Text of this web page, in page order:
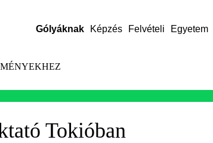
Gólyáknak Képzés Felvételi Egyetem
Tokióban